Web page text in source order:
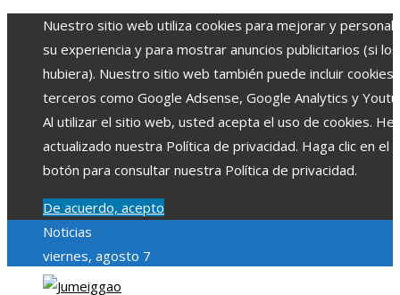
Nuestro sitio web utiliza cookies para mejorar y
su experiencia y para mostrar anuncios publicitarios (si los
hubiera). Nuestro sitio web también puede incluir cookies
terceros como Google Adsense, Google Analytics y
Al utilizar el sitio web, usted acepta el uso de cookies.
actualizado nuestra Política de privacidad. Haga clic en el
botón para consultar nuestra Política de privacidad.
De acuerdo, acepto
Noticias
viernes, agosto 7